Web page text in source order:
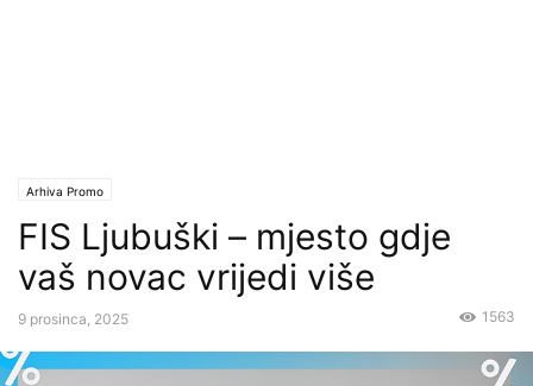
Arhiva Promo
FIS Ljubuški – mjesto gdje
vaš novac vrijedi više
9 prosinca, 2025 1563